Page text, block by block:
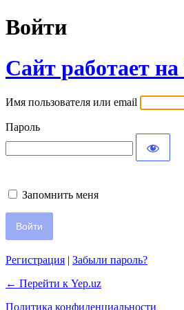
Войти
Сайт работает
Имя пользователя или email
Пароль
Запомнить меня
Регистрация | Забыли пароль?
← Перейти к Yep.uz
Политика конфиденциальности